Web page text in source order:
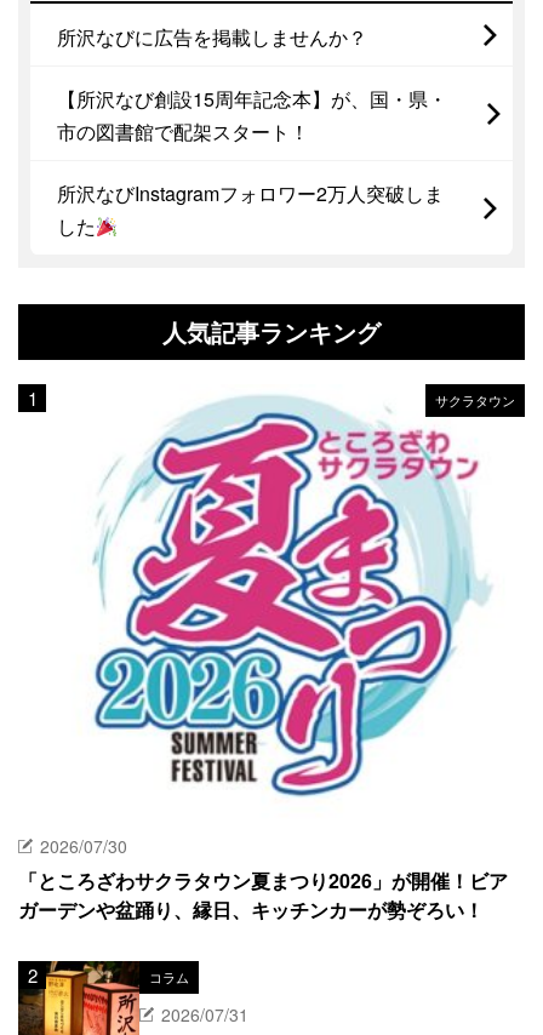
所沢なびに広告を掲載しませんか？
【所沢なび創設15周年記念本】が、国・県・
市の図書館で配架スタート！
所沢なびInstagramフォロワー2万人突破しま
した
人気記事ランキング
サクラタウン
2026/07/30
「ところざわサクラタウン夏まつり2026」が開催！ビア
ガーデンや盆踊り、縁日、キッチンカーが勢ぞろい！
コラム
2026/07/31